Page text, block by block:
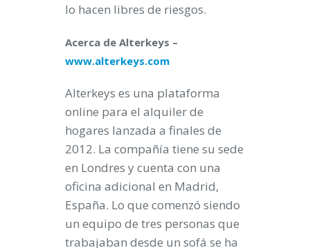
lo hacen libres de riesgos.
Acerca de Alterkeys –
www.alterkeys.com
Alterkeys es una plataforma
online para el alquiler de
hogares lanzada a finales de
2012. La compañía tiene su sede
en Londres y cuenta con una
oficina adicional en Madrid,
España. Lo que comenzó siendo
un equipo de tres personas que
trabajaban desde un sofá se ha